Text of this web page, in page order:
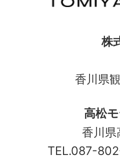
株
香川県
高松
香川
TEL.087-